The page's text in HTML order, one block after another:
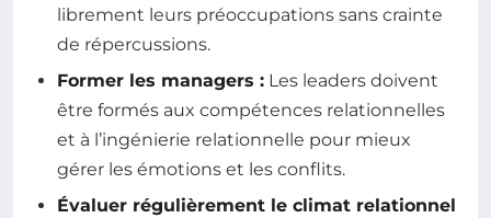
librement leurs préoccupations sans crainte
de répercussions.
Former les managers : Les leaders doivent
être formés aux compétences relationnelles
et à l’ingénierie relationnelle pour mieux
gérer les émotions et les conflits.
Évaluer régulièrement le climat relationnel